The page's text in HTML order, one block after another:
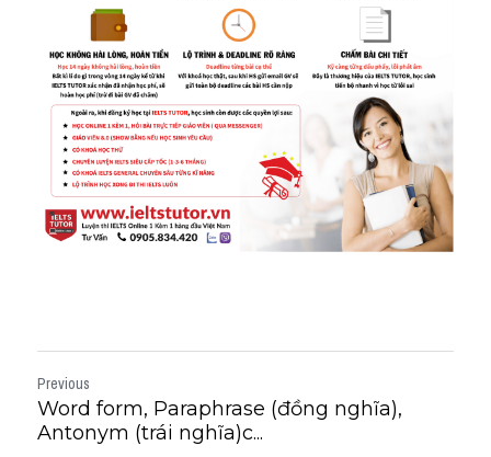
Previous
Word form, Paraphrase (đồng nghĩa),
Antonym (trái nghĩa)c...